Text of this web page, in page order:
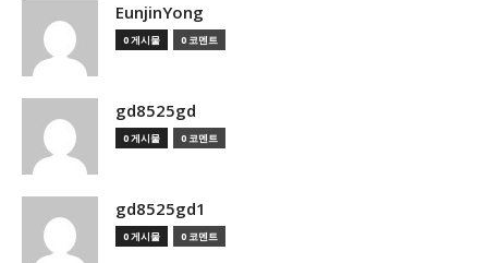
EunjinYong
0 게시물 0 코멘트
gd8525gd
0 게시물 0 코멘트
gd8525gd1
0 게시물 0 코멘트